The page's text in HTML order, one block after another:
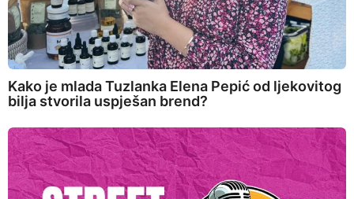
Kako je mlada Tuzlanka Elena Pepić od ljekovitog
bilja stvorila uspješan brend?